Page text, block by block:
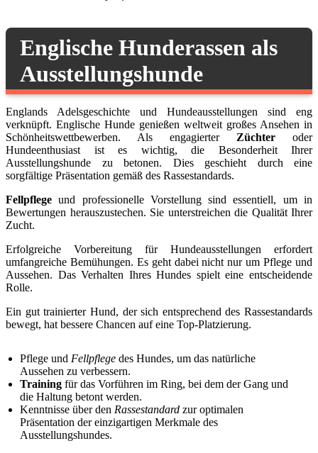
Englische Hunderassen als
Ausstellungshunde
Englands Adelsgeschichte und Hundeausstellungen sind eng
verknüpft. Englische Hunde genießen weltweit großes Ansehen in
Schönheitswettbewerben. Als engagierter Züchter oder
Hundeenthusiast ist es wichtig, die Besonderheit Ihrer
Ausstellungshunde zu betonen. Dies geschieht durch eine
sorgfältige Präsentation gemäß des Rassestandards.
Fellpflege und professionelle Vorstellung sind essentiell, um in
Bewertungen herauszustechen. Sie unterstreichen die Qualität Ihrer
Zucht.
Erfolgreiche Vorbereitung für Hundeausstellungen erfordert
umfangreiche Bemühungen. Es geht dabei nicht nur um Pflege und
Aussehen. Das Verhalten Ihres Hundes spielt eine entscheidende
Rolle.
Ein gut trainierter Hund, der sich entsprechend des Rassestandards
bewegt, hat bessere Chancen auf eine Top-Platzierung.
Pflege und Fellpflege des Hundes, um das natürliche
Aussehen zu verbessern.
Training für das Vorführen im Ring, bei dem der Gang und
die Haltung betont werden.
Kenntnisse über den Rassestandard zur optimalen
Präsentation der einzigartigen Merkmale des
Ausstellungshundes.